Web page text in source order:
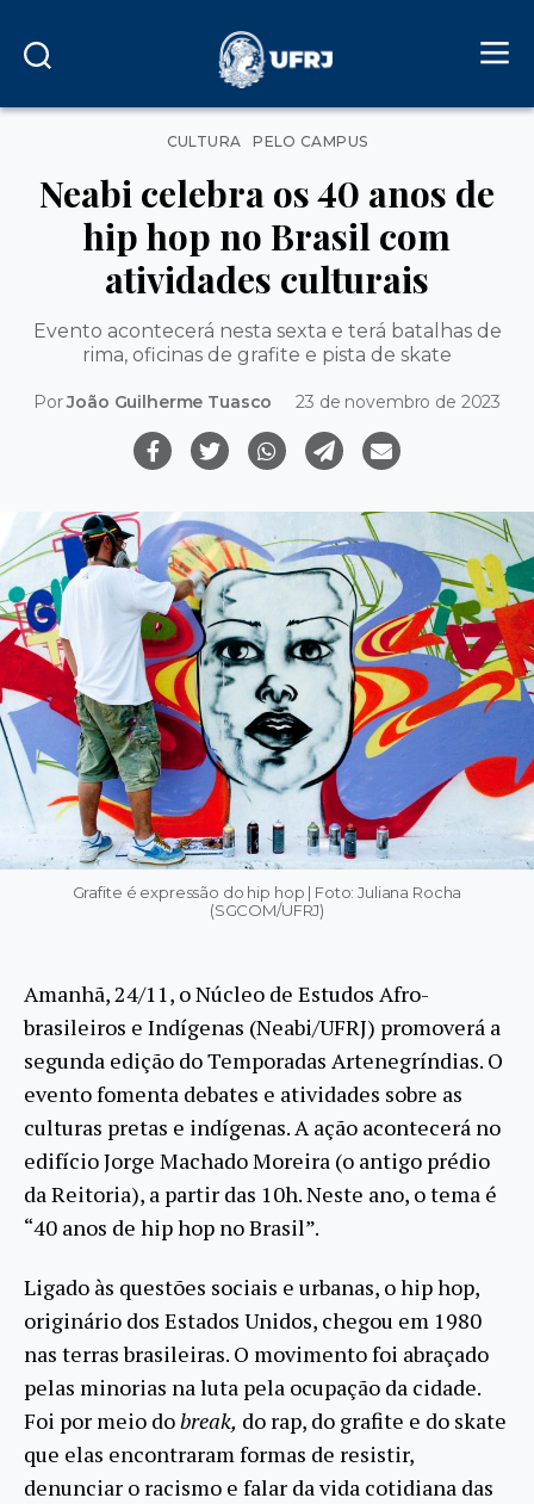
Categorias
CULTURA PELO CAMPUS
Neabi celebra os 40 anos de
hip hop no Brasil com
atividades culturais
Evento acontecerá nesta sexta e terá batalhas de
rima, oficinas de grafite e pista de skate
PorJoão Guilherme Tuasco 23 de novembro de 2023
Grafite é expressão do hip hop | Foto: Juliana Rocha
(SGCOM/UFRJ)
Amanhã, 24/11, o Núcleo de Estudos Afro-
brasileiros e Indígenas (Neabi/UFRJ) promoverá a
segunda edição do Temporadas Artenegríndias. O
evento fomenta debates e atividades sobre as
culturas pretas e indígenas. A ação acontecerá no
edifício Jorge Machado Moreira (o antigo prédio
da Reitoria), a partir das 10h. Neste ano, o tema é
“40 anos de hip hop no Brasil”.
Ligado às questões sociais e urbanas, o hip hop,
originário dos Estados Unidos, chegou em 1980
nas terras brasileiras. O movimento foi abraçado
pelas minorias na luta pela ocupação da cidade.
Foi por meio dobreak, do rap, do grafite e do skate
que elas encontraram formas de resistir,
denunciar o racismo e falar da vida cotidiana das